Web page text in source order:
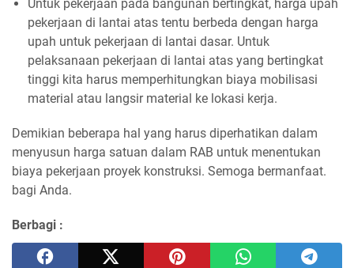
Untuk pekerjaan pada bangunan bertingkat, harga upah
pekerjaan di lantai atas tentu berbeda dengan harga
upah untuk pekerjaan di lantai dasar. Untuk
pelaksanaan pekerjaan di lantai atas yang bertingkat
tinggi kita harus memperhitungkan biaya mobilisasi
material atau langsir material ke lokasi kerja.
Demikian beberapa hal yang harus diperhatikan dalam
menyusun harga satuan dalam RAB untuk menentukan
biaya pekerjaan proyek konstruksi. Semoga bermanfaat.
bagi Anda.
Berbagi :